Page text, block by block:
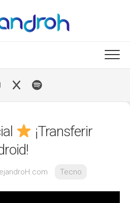
¡Transferir
Tecno